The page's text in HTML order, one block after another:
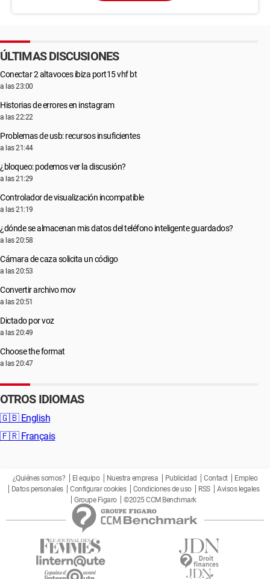
ÚLTIMAS DISCUSIONES
Conectar 2 altavoces ibiza port15 vhf bt
a las 23:00
Historias de errores en instagram
a las 22:22
Problemas de usb: recursos insuficientes
a las 21:44
¿bloqueo: podemos ver la discusión?
a las 21:29
Controlador de visualización incompatible
a las 21:19
¿dónde se almacenan mis datos del teléfono inteligente guardados?
a las 20:58
Cámara de caza solicita un código
a las 20:53
Convertir archivo mov
a las 20:51
Dictado por voz
a las 20:49
Choose the format
a las 20:47
OTROS IDIOMAS
🇬🇧 English
🇫🇷 Français
¿Quiénes somos? El equipo Nuestra empresa Publicidad Contact
Empleo
Datos personales
Configurar cookies Condiciones de uso RSS
Avisos legales
Groupe Figaro
©2025 CCM Benchmark